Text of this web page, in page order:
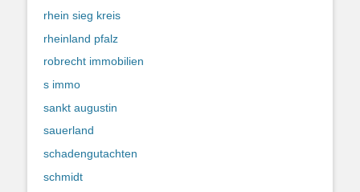
rhein sieg kreis
rheinland pfalz
robrecht immobilien
s immo
sankt augustin
sauerland
schadengutachten
schmidt